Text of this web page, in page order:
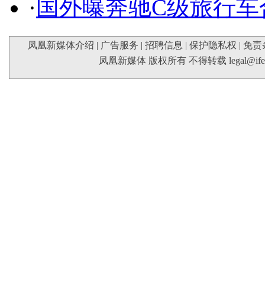
· 国外曝奔驰C级旅行
凤凰新媒体介绍 | 广告服务 | 招聘信息 | 保护隐私权 | 免责
凤凰新媒体 版权所有 不得转载